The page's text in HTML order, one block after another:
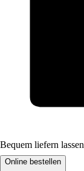
Bequem liefern lassen
Online bestellen